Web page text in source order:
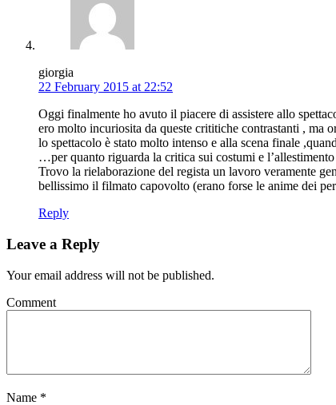
giorgia
22 February 2015 at 22:52
Oggi finalmente ho avuto il piacere di assistere allo
ero molto incuriosita da queste crititiche contrastanti , ma
lo spettacolo è stato molto intenso e alla scena finale
…per quanto riguarda la critica sui costumi e
Trovo la rielaborazione del regista un lavoro veramente
bellissimo il filmato capovolto (erano forse le anime dei
Reply
Leave a Reply
Your email address will not be published.
Comment
Name *